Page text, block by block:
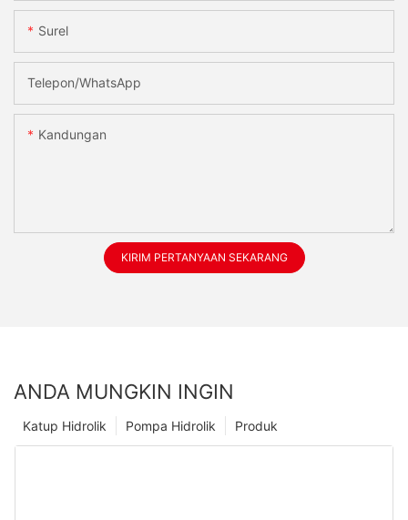
Surel
Telepon/WhatsApp
Kandungan
KIRIM PERTANYAAN SEKARANG
ANDA MUNGKIN INGIN
Produk
Pompa Hidrolik
Katup Hidrolik